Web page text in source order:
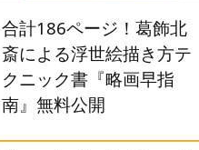
合計186ページ！葛飾北
斎による浮世絵描き方テ
クニック書『略画早指
南』無料公開